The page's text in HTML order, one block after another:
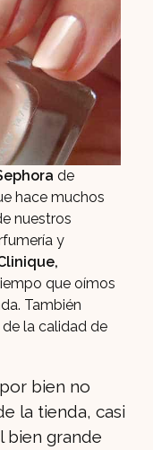
de
hace muchos
nuestros
y
que oímos
También
la calidad de
bien no
la tienda, casi
bien grande